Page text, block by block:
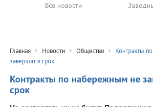
Все новости
Главная Новости Общество
Контракты
завершат в срок
Контракты по набережным не
срок